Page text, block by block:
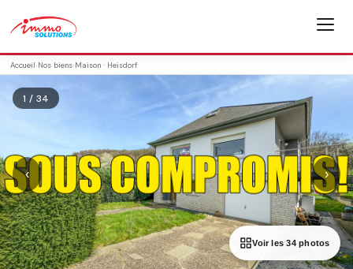
Accueil›Nos biens›Maison · Heisdorf
‹ ›
1 / 34
Voir les 34 photos